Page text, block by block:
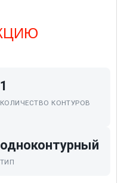
1
КОЛИЧЕСТВО КОНТУРОВ
одноконтурный
ТИП